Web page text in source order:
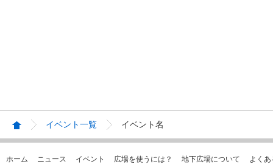
イベント一覧 イベント名
ホーム ニュース イベント 広場を使うには？ 地下広場について
よく